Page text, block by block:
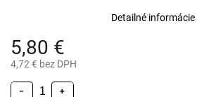
5,80 €
4,72 € bez DPH
+
−
Detailné informácie